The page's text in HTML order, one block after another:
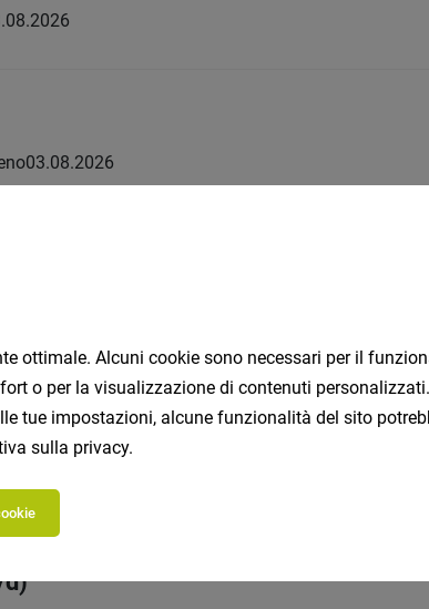
03.08.2026
professionista
d)
ottimale. Alcuni cookie sono necessari per il
o per la visualizzazione di contenuti
tue impostazioni, alcune funzionalità del sito
sulla privacy.